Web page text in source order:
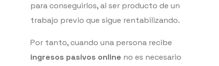
para conseguirlos, al ser producto de un
trabajo previo que sigue rentabilizando.
Por tanto, cuando una persona recibe
ingresos pasivos online no es necesario